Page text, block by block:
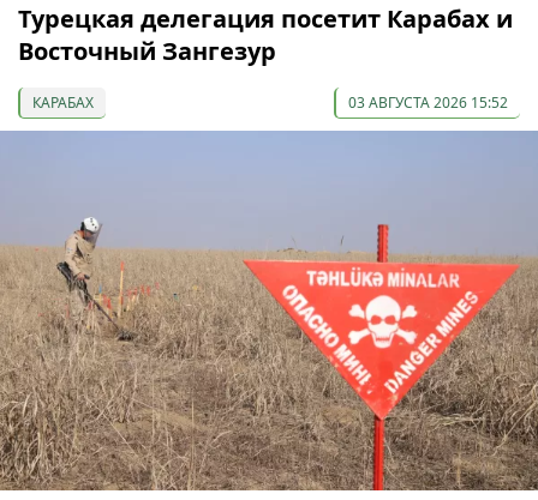
Турецкая делегация посетит Карабах и
Восточный Зангезур
КАРАБАХ 03 АВГУСТА 2026 15:52